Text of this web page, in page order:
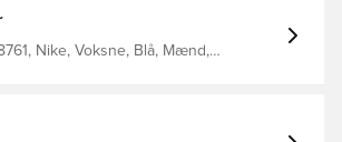
Nike, Voksne, Blå, Mænd,